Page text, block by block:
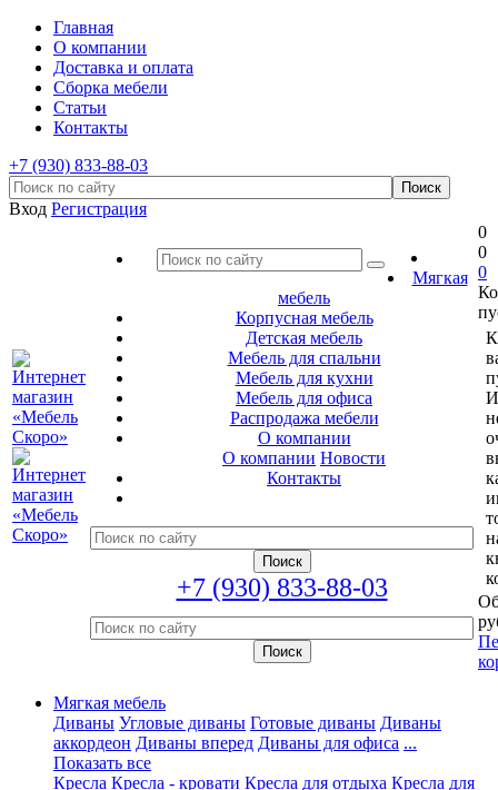
Главная
О компании
Доставка и оплата
Сборка мебели
Статьи
Контакты
+7 (930) 833-88-03
Вход Регистрация
Мягкая
мебель
Корпусная мебель
Детская мебель
Мебель для спальни
Мебель для кухни
Мебель для офиса
Распродажа мебели
О компании
О компании Новости
Контакты
+7 (930) 833-88-03
0
0
0
Мягкая мебель
Диваны Угловые диваны Готовые диваны Диваны
аккордеон Диваны вперед Диваны для офиса ...
Показать все
Кресла Кресла - кровати Кресла для отдыха Кресла для